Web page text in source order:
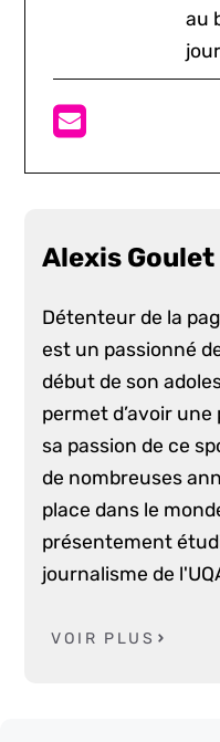
au
Alexis Goulet
Détenteur de la
est un passionné
début de son
permet d’avoir
sa passion de ce
de nombreuses
place dans le
présentement
journalisme de
VOIR PLUS